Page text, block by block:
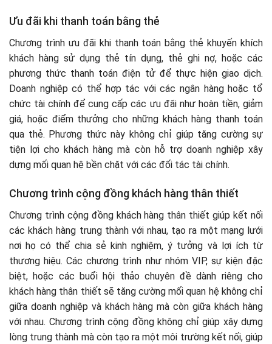
Ưu đãi khi thanh toán bằng thẻ
Chương trình ưu đãi khi thanh toán bằng thẻ khuyến khích
khách hàng sử dụng thẻ tín dụng, thẻ ghi nợ, hoặc các
phương thức thanh toán điện tử để thực hiện giao dịch.
Doanh nghiệp có thể hợp tác với các ngân hàng hoặc tổ
chức tài chính để cung cấp các ưu đãi như hoàn tiền, giảm
giá, hoặc điểm thưởng cho những khách hàng thanh toán
qua thẻ. Phương thức này không chỉ giúp tăng cường sự
tiện lợi cho khách hàng mà còn hỗ trợ doanh nghiệp xây
dựng mối quan hệ bền chặt với các đối tác tài chính.
Chương trình cộng đồng khách hàng thân thiết
Chương trình cộng đồng khách hàng thân thiết giúp kết nối
các khách hàng trung thành với nhau, tạo ra một mạng lưới
nơi họ có thể chia sẻ kinh nghiệm, ý tưởng và lợi ích từ
thương hiệu. Các chương trình như nhóm VIP, sự kiện đặc
biệt, hoặc các buổi hội thảo chuyên đề dành riêng cho
khách hàng thân thiết sẽ tăng cường mối quan hệ không chỉ
giữa doanh nghiệp và khách hàng mà còn giữa khách hàng
với nhau. Chương trình cộng đồng không chỉ giúp xây dựng
lòng trung thành mà còn tạo ra một môi trường kết nối, giúp